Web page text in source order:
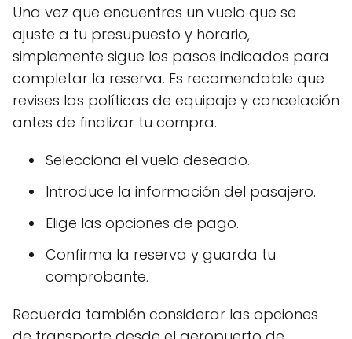
Una vez que encuentres un vuelo que se
ajuste a tu presupuesto y horario,
simplemente sigue los pasos indicados para
completar la reserva. Es recomendable que
revises las políticas de equipaje y cancelación
antes de finalizar tu compra.
Selecciona el vuelo deseado.
Introduce la información del pasajero.
Elige las opciones de pago.
Confirma la reserva y guarda tu
comprobante.
Recuerda también considerar las opciones